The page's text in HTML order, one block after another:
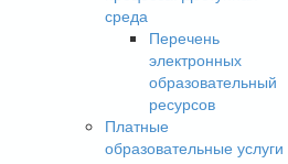
среда
Перечень
электронных
образовательный
ресурсов
Платные
образовательные услуги